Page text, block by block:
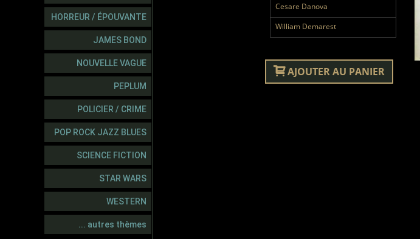
HORREUR / ÉPOUVANTE
JAMES BOND
NOUVELLE VAGUE
PEPLUM
POLICIER / CRIME
POP ROCK JAZZ BLUES
SCIENCE FICTION
STAR WARS
WESTERN
... autres thèmes
Cesare Danova
William Demarest
AJOUTER AU PANIER